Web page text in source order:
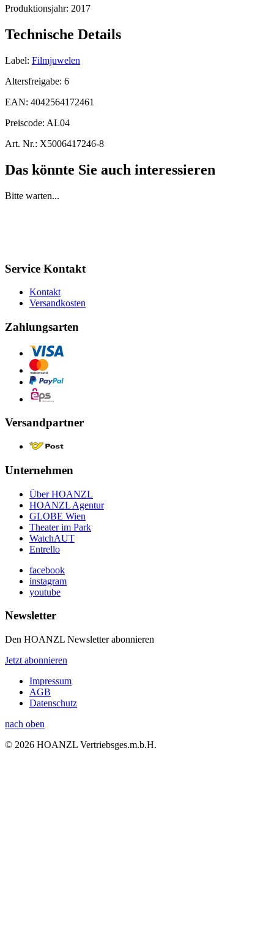
Produktionsjahr: 2017
Technische Details
Label: Filmjuwelen
Altersfreigabe: 6
EAN: 4042564172461
Preiscode: AL04
Art. Nr.: X5006417246-8
Das könnte Sie auch interessieren
Bitte warten...
Service Kontakt
Kontakt
Versandkosten
Zahlungsarten
Versandpartner
Unternehmen
Über HOANZL
HOANZL Agentur
GLOBE Wien
Theater im Park
WatchAUT
Entrello
facebook
instagram
youtube
Newsletter
Den HOANZL Newsletter abonnieren
Jetzt abonnieren
Impressum
AGB
Datenschutz
nach oben
© 2026 HOANZL Vertriebsges.m.b.H.